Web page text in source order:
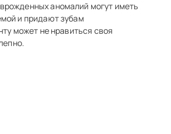
аномалий могут иметь
и придают зубам
может не нравиться своя